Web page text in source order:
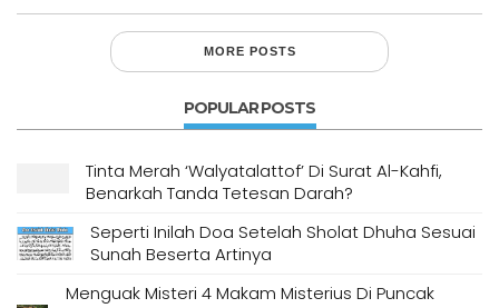
MORE POSTS
POPULAR POSTS
Tinta Merah ‘Walyatalattof’ Di Surat Al-Kahfi,
Benarkah Tanda Tetesan Darah?
Seperti Inilah Doa Setelah Sholat Dhuha Sesuai
Sunah Beserta Artinya
Menguak Misteri 4 Makam Misterius Di Puncak